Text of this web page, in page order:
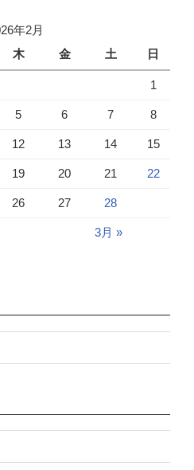
年2月
木 金 土 日
1
5 6 7 8
12 13 14 15
19 20 21 22
26 27 28
3月 »